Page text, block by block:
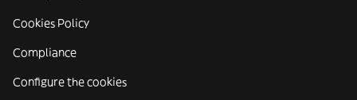
Cookies Policy
Compliance
Configure the cookies